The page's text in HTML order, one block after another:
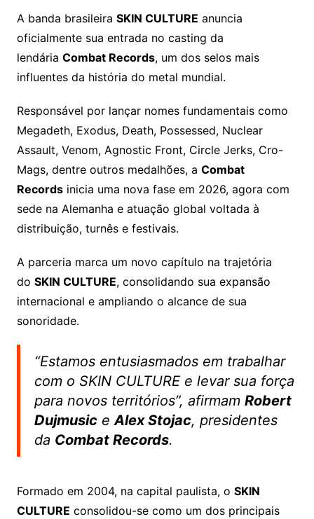
A banda brasileira SKIN CULTURE anuncia
oficialmente sua entrada no casting da
lendária Combat Records, um dos selos mais
influentes da história do metal mundial.
​Responsável por lançar nomes fundamentais como
Megadeth, Exodus, Death, Possessed, Nuclear
Assault, Venom, Agnostic Front, Circle Jerks, Cro-
Mags, dentre outros medalhões, a Combat
Recordsinicia uma nova fase em 2026, agora com
sede na Alemanha e atuação global voltada à
distribuição, turnês e festivais.
A parceria marca um novo capítulo na trajetória
do SKIN CULTURE, consolidando sua expansão
internacional e ampliando o alcance de sua
sonoridade.
“Estamos entusiasmados em trabalhar
com o SKIN CULTURE e levar sua força
para novos territórios”, afirmam Robert
DujmusiceAlex Stojac, presidentes
da Combat Records.
Formado em 2004, na capital paulista, o SKIN
CULTURE consolidou-se como um dos principais